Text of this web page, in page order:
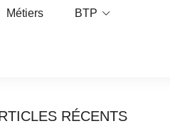
Métiers BTP
RÉCENTS